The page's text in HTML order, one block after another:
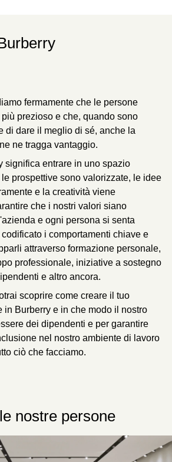
fermamente che le persone
prezioso e che, quando sono
di dare il meglio di sé, anche la
ne tragga vantaggio.
significa entrare in uno spazio
prospettive sono valorizzate, le idee
e la creatività viene
che i nostri valori siano
e ogni persona si senta
i comportamenti chiave e
attraverso formazione personale,
professionale, iniziative a sostegno
e altro ancora.
scoprire come creare il tuo
in Burberry e in che modo il nostro
dei dipendenti e per garantire
nel nostro ambiente di lavoro
ciò che facciamo.
nostre persone